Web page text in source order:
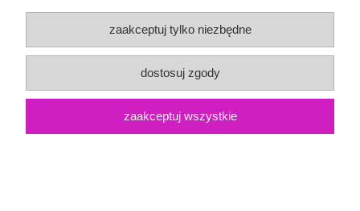
zaakceptuj tylko niezbędne
dostosuj zgody
zaakceptuj wszystkie